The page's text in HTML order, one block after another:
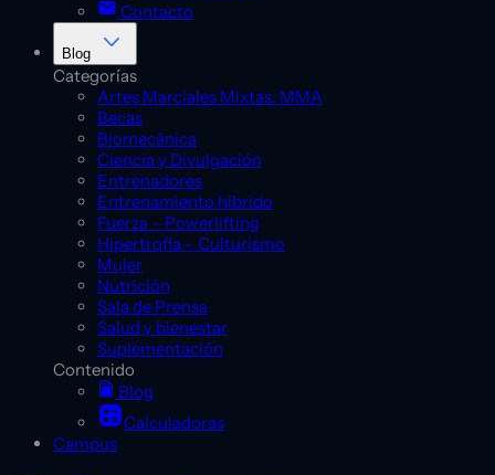
Contacto
Blog
Categorías
Artes Marciales Mixtas: MMA
Becas
Biomecánica
Ciencia y Divulgación
Entrenadores
Entrenamiento híbrido
Fuerza – Powerlifting
Hipertrofia – Culturismo
Mujer
Nutrición
Sala de Prensa
Salud y bienestar
Suplementación
Contenido
Blog
Calculadoras
Campus